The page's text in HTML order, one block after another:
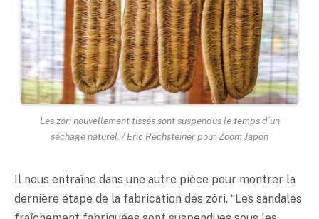
Les zôri nouvellement tissés sont suspendus le temps d’un
séchage naturel. / Eric Rechsteiner pour Zoom Japon
Il nous entraîne dans une autre pièce pour montrer la
dernière étape de la fabrication des zôri. “Les sandales